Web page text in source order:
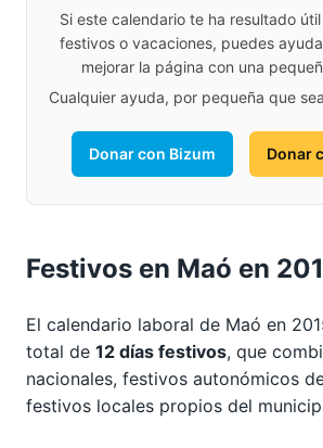
Si este calendario te ha resultado
festivos o vacaciones, puedes
mejorar la página con una
Cualquier ayuda, por pequeña que
Donar con Bizum Donar
Festivos en Maó en
El calendario laboral de Maó en
total de 12 días festivos, que
nacionales, festivos autonómicos
festivos locales propios del